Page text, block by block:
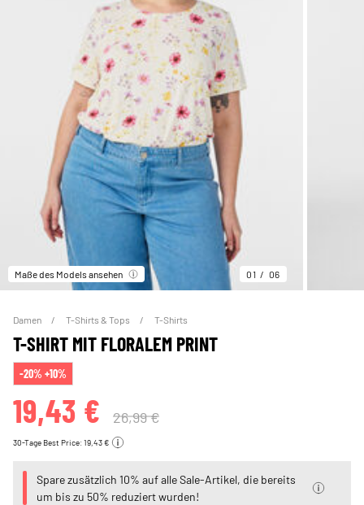
Maße des Models ansehen 01 06
Damen T-Shirts & Tops T-Shirts
T-SHIRT MIT FLORALEM PRINT
-20% +10%
19,43 € 26,99 €
30-Tage Best Price: 19,43 €
Spare zusätzlich 10% auf alle Sale-Artikel, die bereits
um bis zu 50% reduziert wurden!